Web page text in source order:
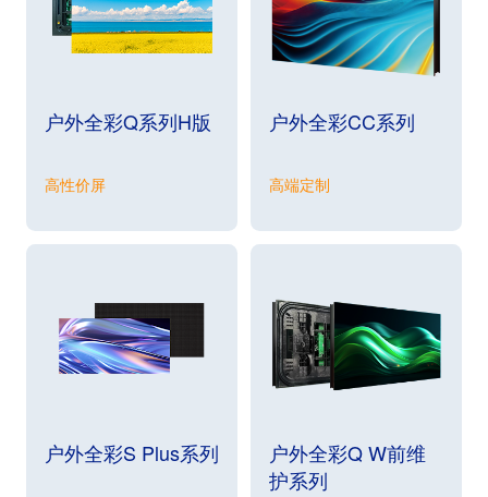
户外全彩Q系列H版
高性价屏
户外全彩CC系列
高端定制
户外全彩S Plus系列
户外全彩Q W前维
护系列